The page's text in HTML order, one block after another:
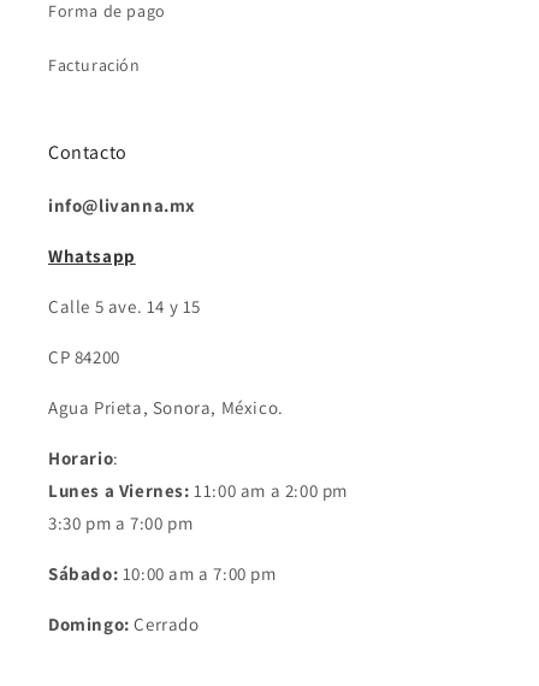
Forma de pago
Facturación
Contacto
info@livanna.mx
Whatsapp
Calle 5 ave. 14 y 15
CP 84200
Agua Prieta, Sonora, México.
Horario:
Lunes a Viernes: 11:00 am a 2:00 pm
3:30 pm a 7:00 pm
Sábado: 10:00 am a 7:00 pm
Domingo: Cerrado